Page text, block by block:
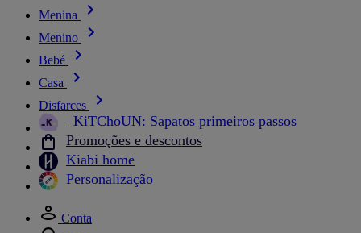
Menina
Menino
Bebé
Casa
Disfarces
_KiTChoUN: Sapatos primeiros passos
Promoções e descontos
Kiabi home
Personalização
Conta